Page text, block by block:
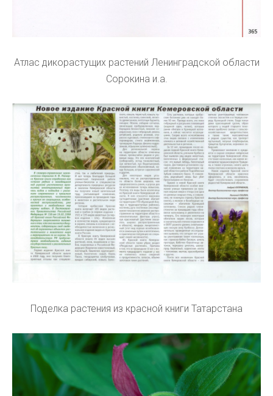
Атлас дикорастущих растений Ленинградской области
Сорокина и.а.
Поделка растения из красной книги Татарстана